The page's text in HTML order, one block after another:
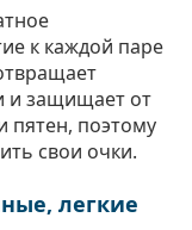
к каждой паре
и защищает от
пятен, поэтому
свои очки.
легкие